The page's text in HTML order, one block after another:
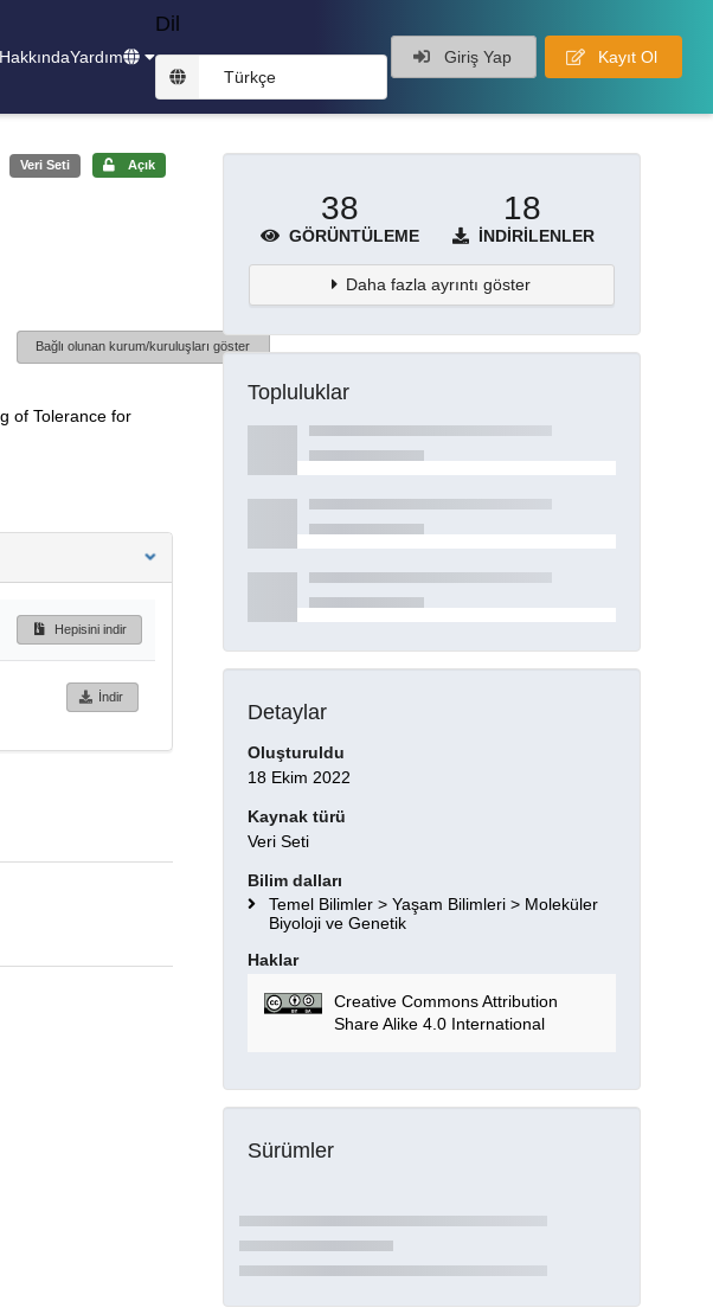
HakkındaYardım
Dil
Türkçe
Giriş Yap Kayıt Ol
Veri Seti Açık
Bağlı olunan kurum/kuruluşları göster
of Tolerance for
Hepisini indir
İndir
38
GÖRÜNTÜLEME
18
İNDIRILENLER
Daha fazla ayrıntı göster
Topluluklar
Detaylar
Oluşturuldu
18 Ekim 2022
Kaynak türü
Veri Seti
Bilim dalları
Temel Bilimler > Yaşam Bilimleri > Moleküler
Biyoloji ve Genetik
Haklar
Creative Commons Attribution
Share Alike 4.0 International
Sürümler